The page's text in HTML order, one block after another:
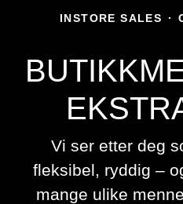
INSTORE SALES ·
Vi ser etter deg
fleksibel, ryddig –
mange ulike